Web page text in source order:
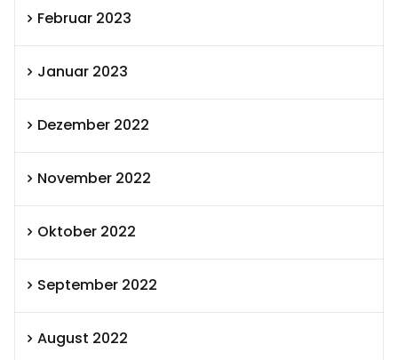
Februar 2023
Januar 2023
Dezember 2022
November 2022
Oktober 2022
September 2022
August 2022